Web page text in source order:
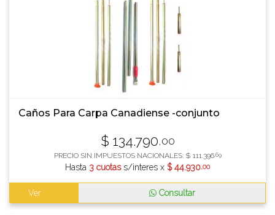
Caños Para Carpa Canadiense -conjunto
$ 134.790,00
PRECIO SIN IMPUESTOS NACIONALES: $ 111.396,69
Hasta 3 cuotass/interes x $ 44.930,00
Ver Consultar